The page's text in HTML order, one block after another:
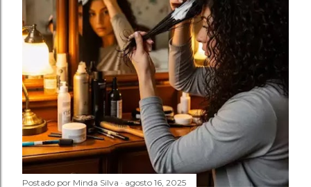
Postado por Minda Silva agosto 16, 2025